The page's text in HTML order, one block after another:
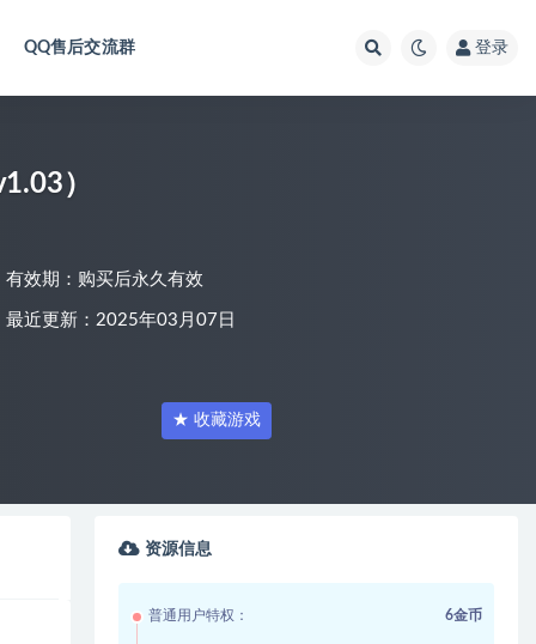
QQ售后交流群 登录
）
有效期：购买后永久有效
最近更新：2025年03月07日
★ 收藏游戏
资源信息
普通用户特权： 6金币